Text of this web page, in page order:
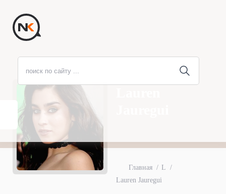
Главная
L
Lauren Jauregui